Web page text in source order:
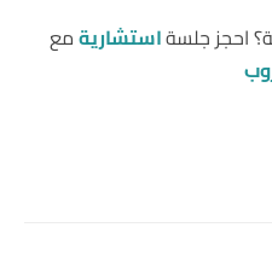
احجز جلسةاستشاريةمع